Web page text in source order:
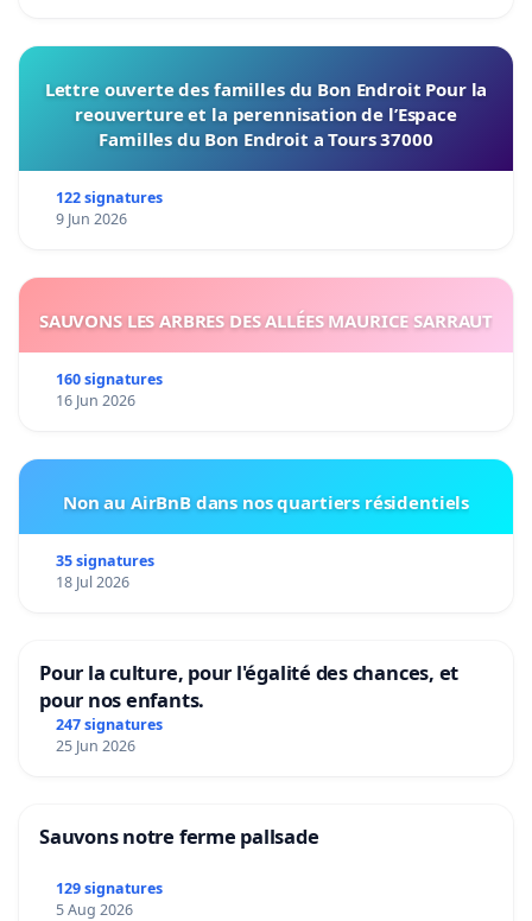
Lettre ouverte des familles du Bon Endroit Pour la
reouverture et la perennisation de l’Espace
Familles du Bon Endroit a Tours 37000
122 signatures
9 Jun 2026
SAUVONS LES ARBRES DES ALLÉES MAURICE SARRAUT
160 signatures
16 Jun 2026
Non au AirBnB dans nos quartiers résidentiels
35 signatures
18 Jul 2026
Pour la culture, pour l'égalité des chances, et
pour nos enfants.
247 signatures
25 Jun 2026
Sauvons notre ferme pallsade
129 signatures
5 Aug 2026